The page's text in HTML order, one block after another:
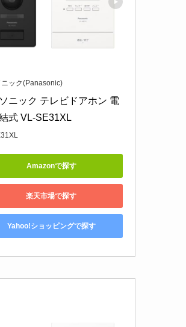
ック(Panasonic)
ニック テレビドアホン 電
式 VL-SE31XL
Amazonで探す
楽天市場で探す
Yahoo!ショッピングで探す